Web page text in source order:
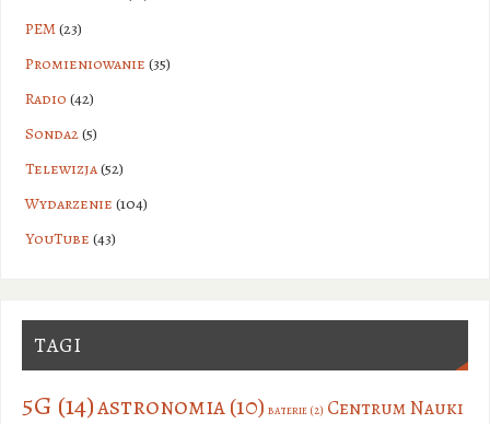
PEM(23)
Promieniowanie (35)
Radio (42)
Sonda2(5)
Telewizja(52)
Wydarzenie (104)
YouTube (43)
TAGI
5G (14)astronomia(10) baterie(2) Centrum Nauki